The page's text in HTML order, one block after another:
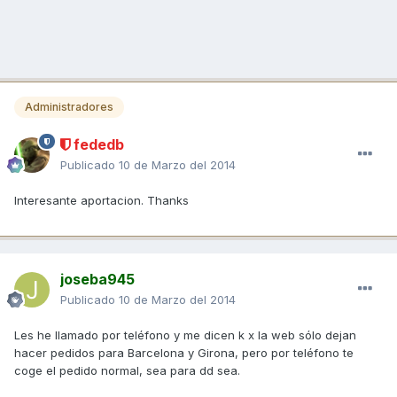
Administradores
fededb
Publicado 10 de Marzo del 2014
Interesante aportacion. Thanks
joseba945
Publicado 10 de Marzo del 2014
Les he llamado por teléfono y me dicen k x la web sólo dejan
hacer pedidos para Barcelona y Girona, pero por teléfono te
coge el pedido normal, sea para dd sea.